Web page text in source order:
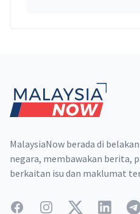
MalaysiaNow berada di
negara, membawakan berita,
berkaitan isu dan maklumat
FacebookInstagramTwitterLinkedIn